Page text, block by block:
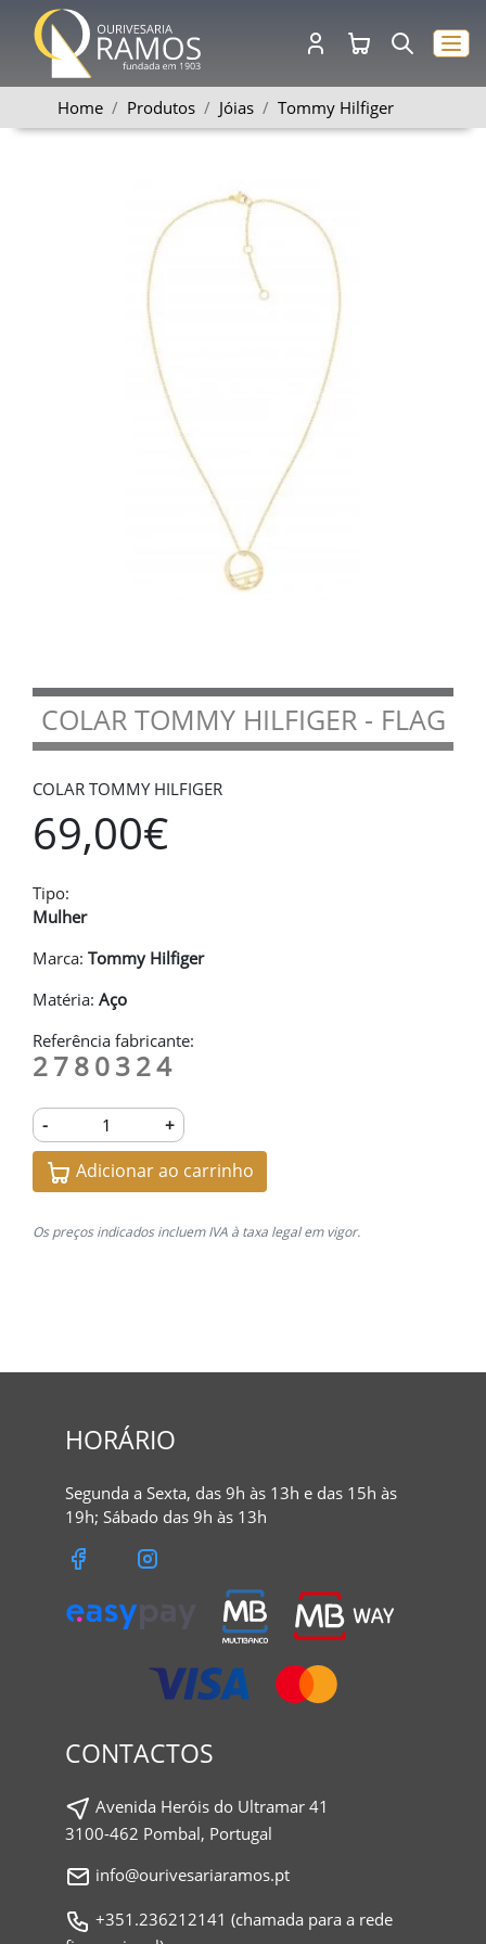
Home Produtos Jóias Tommy Hilfiger
COLAR TOMMY HILFIGER - FLAG
COLAR TOMMY HILFIGER
69,00€
Tipo:
Mulher
Marca: Tommy Hilfiger
Matéria: Aço
Referência fabricante:
2780324
- +
Adicionar ao carrinho
Os preços indicados incluem IVA à taxa legal em vigor.
HORÁRIO
Segunda a Sexta, das 9h às 13h e das 15h às
19h; Sábado das 9h às 13h
CONTACTOS
Avenida Heróis do Ultramar 41
3100-462 Pombal, Portugal
info@ourivesariaramos.pt
+351.236212141 (chamada para a rede